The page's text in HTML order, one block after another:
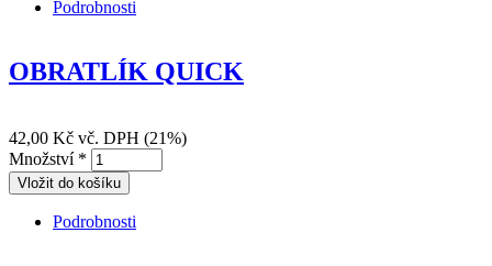
Podrobnosti
OBRATLÍK QUICK
42,00 Kč vč. DPH (21%)
Množství *
Podrobnosti